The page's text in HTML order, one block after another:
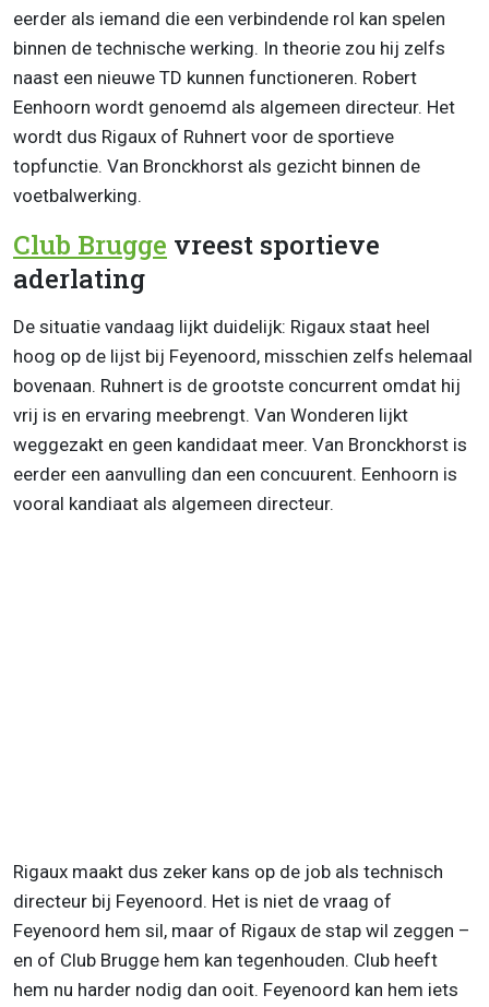
eerder als iemand die een verbindende rol kan spelen
binnen de technische werking. In theorie zou hij zelfs
naast een nieuwe TD kunnen functioneren. Robert
Eenhoorn wordt genoemd als algemeen directeur. Het
wordt dus Rigaux of Ruhnert voor de sportieve
topfunctie. Van Bronckhorst als gezicht binnen de
voetbalwerking.
Club Brugge vreest sportieve
aderlating
De situatie vandaag lijkt duidelijk: Rigaux staat heel
hoog op de lijst bij Feyenoord, misschien zelfs helemaal
bovenaan. Ruhnert is de grootste concurrent omdat hij
vrij is en ervaring meebrengt. Van Wonderen lijkt
weggezakt en geen kandidaat meer. Van Bronckhorst is
eerder een aanvulling dan een concuurent. Eenhoorn is
vooral kandiaat als algemeen directeur.
Rigaux maakt dus zeker kans op de job als technisch
directeur bij Feyenoord. Het is niet de vraag of
Feyenoord hem sil, maar of Rigaux de stap wil zeggen –
en of Club Brugge hem kan tegenhouden. Club heeft
hem nu harder nodig dan ooit. Feyenoord kan hem iets